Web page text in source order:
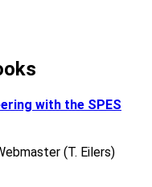
with the SPES
(T. Eilers)